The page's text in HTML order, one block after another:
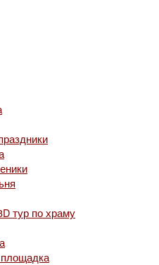
тур по храму